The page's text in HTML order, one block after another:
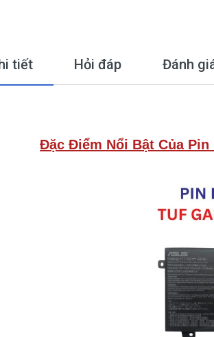
tiết Hỏi đáp Đánh
Đặc Điểm Nổi Bật Của Pin